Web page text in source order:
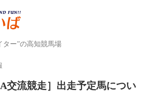
ター”の高知競馬場
交流競走］出走予定馬につい